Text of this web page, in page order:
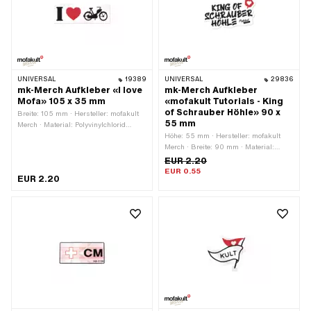
UNIVERSAL 19389
mk-Merch Aufkleber «I love
Mofa» 105 x 35 mm
Breite: 105 mm · Hersteller: mofakult
Merch · Material: Polyvinylchlorid
Nein
EUR 2.20
UNIVERSAL 29836
mk-Merch Aufkleber
«mofakult Tutorials - King
of Schrauber Höhle» 90 x
55 mm
Höhe: 55 mm · Hersteller: mofakult
Merch · Breite: 90 mm · Material:
Polyvinylchlorid (PVC) ·
Verwendungsort: Universal · Farbe:
benzinbeständig · Transferfolie: Nein
EUR 2.20
EUR 0.55